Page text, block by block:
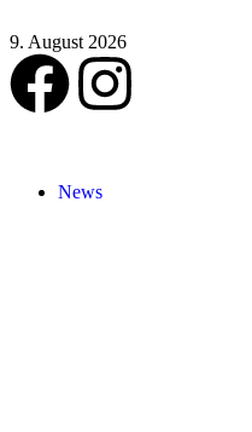
9. August 2026
News